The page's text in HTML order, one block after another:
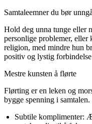
Samtaleemner du bør
Hold deg unna tunge eller
personlige problemer,
religion, med mindre hun
positiv og lystig forbindelse
Mestre kunsten å flørte
Flørting er en leken og
bygge spenning i samtalen.
Subtile komplimenter: